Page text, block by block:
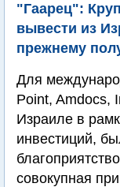
"Гаарец":
вывести из
прежнему
Для
Point, Amdocs,
Израиле в
инвестиций,
совокупная